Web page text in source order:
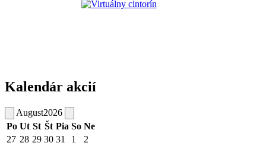
Kalendár akcií
August2026
Po Ut St Št Pia So Ne
27 28 29 30 31 1
2